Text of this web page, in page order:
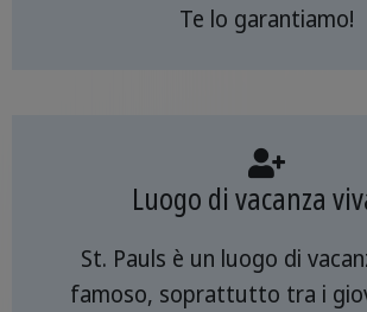
Te lo garantiamo!
Luogo di vacanza
St. Pauls è un luogo di
famoso, soprattutto tra i